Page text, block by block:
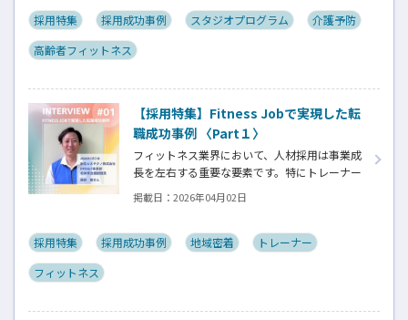
する人材」を見極めることが求められます。
に至った企業様と登録者様の双方より採用や
す。
採用特集 採用成功事例 スタジオプログラム
介護予防
高齢者フィットネス
【採用特集】Fitness Jobで実現した転
職成功事例 〈Part１〉
フィットネス業界において、人材採用は事業成
長を左右する重要な要素です。特にトレーナー
やインストラクターはスキルだけでなく、人
柄や価値観がサービス品質に直結するため
する人材」を見極めることが求められます。
す。
掲載日： 2026年04月02日
採用特集 採用成功事例 地域密着
トレーナー
フィットネス